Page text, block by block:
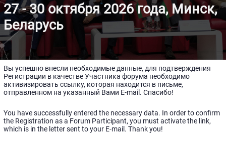
27 - 30 октября 2026 года, Минск,
Беларусь
Вы успешно внесли необходимые данные, для подтверждения
Регистрации в качестве Участника форума необходимо
активизировать ссылку, которая находится в письме,
отправленном на указанный Вами E-mail. Спасибо!
You have successfully entered the necessary data. In order to confirm
the Registration as a Forum Participant, you must activate the link,
which is in the letter sent to your E-mail. Thank you!